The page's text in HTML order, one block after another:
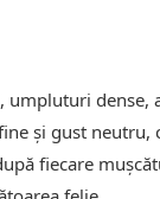
dense,
și gust neutru,
fiecare